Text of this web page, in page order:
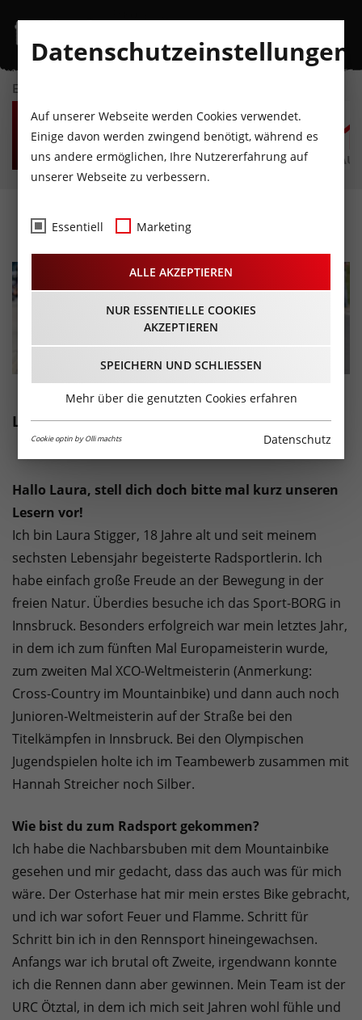
EVENTKALENDER
DO
6
AUGUST
FR
7
AUGUST
SA
8
AUGUST
SO
9
AUGUST
MO
10
AUGUST
Laura Stigger
Laura Stigger
Hallo Laura, stell dich doch bitte mal kurz unseren
Lesern vor!
Ich bin Laura Stigger, 18 Jahre alt und seit meinem
sechsten Lebensjahr begeisterte Radsportlerin. Ich
habe einfach große Freude an der Bewegung in der
freien Natur. Überdies besuche ich das Sport-BORG in
Innsbruck. Besonders erfolgreich war mein letztes Jahr,
in dem ich zum fünften Mal Europameisterin wurde,
zum zweiten Mal XCO-Weltmeisterin (Anmerkung:
Cross-Country im Mountainbike) und dann auch noch
Junioren-Weltmeisterin auf der Straße bei den
Titelkämpfen in Innsbruck. Bei den Olympischen
Jugendspielen holte ich im Teambewerb zusammen mit
Hannah Streicher noch Silber.
Wie bist du zum Radsport gekommen?
Ich habe die Nachbarsbuben mit dem Mountainbike
gesehen und mir gedacht, dass das auch was für mich
wäre. Der Osterhase hat mir mein erstes Bike gebracht,
und ich war sofort Feuer und Flamme. Schritt für
Schritt bin ich in den Rennsport hineingewachsen.
Anfangs war ich brutal oft Zweite, irgendwann konnte
ich die Rennen dann aber gewinnen. Mein Team ist der
URC Ötztal, in dem ich mich seit Jahren wohl fühle und
Datenschutzeinstellungen
Auf unserer Webseite werden Cookies verwendet.
Einige davon werden zwingend benötigt, während es
uns andere ermöglichen, Ihre Nutzererfahrung auf
unserer Webseite zu verbessern.
Essentiell Marketing
ALLE AKZEPTIEREN
NUR ESSENTIELLE COOKIES
AKZEPTIEREN
SPEICHERN UND SCHLIESSEN
Mehr über die genutzten Cookies erfahren
Cookie optin by Olli machts Datenschutz